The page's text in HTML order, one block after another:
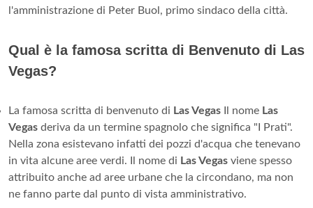
l'amministrazione di Peter Buol, primo sindaco della città.
Qual è la famosa scritta di Benvenuto di Las
Vegas?
La famosa scritta di benvenuto di Las Vegas Il nome Las
Vegas deriva da un termine spagnolo che significa "I Prati".
Nella zona esistevano infatti dei pozzi d'acqua che tenevano
in vita alcune aree verdi. Il nome di Las Vegas viene spesso
attribuito anche ad aree urbane che la circondano, ma non
ne fanno parte dal punto di vista amministrativo.